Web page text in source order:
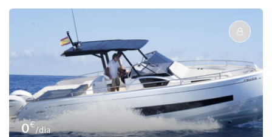
0€
/dia